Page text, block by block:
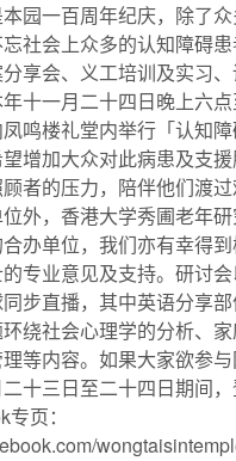
园一百周年纪庆，除了众
社会上众多的认知障碍
享会、义工培训及实习
十一月二十四日晚上六
鸣楼礼堂内举行「认知
增加大众对此病患及支
者的压力，陪伴他们渡
外，香港大学秀圃老年
办单位，我们亦有幸得
专业意见及支持。研讨
步直播，其中英语分享
绕社会心理学的分析、
等内容。如果大家欲参
十三日至二十四日期间
页：